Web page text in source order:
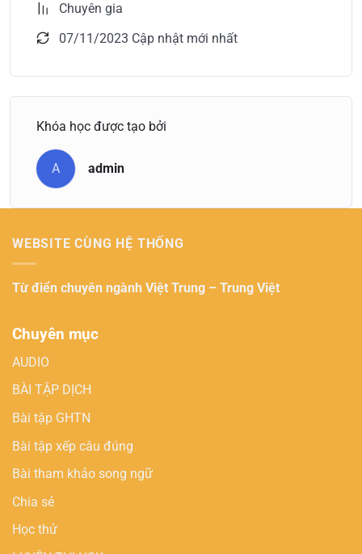
Chuyên gia
07/11/2023 Cập nhật mới nhất
Khóa học được tạo bởi
A admin
WEBSITE CÙNG HỆ THỐNG
Từ điển chuyên ngành Việt Trung – Trung Việt
Chuyên mục
AUDIO
BÀI TẬP DỊCH
Bài tập GHTN
Bài tập xếp câu đúng
Bài tham khảo song ngữ
Chia sẻ
Học thử